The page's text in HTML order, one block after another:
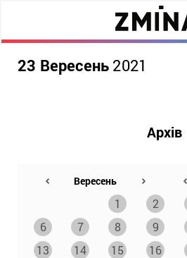
23 Вересень 2021
Архів
1 2
6
7 8 9
13
14 15 16